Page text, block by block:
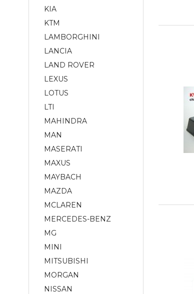
KIA
KTM
LAMBORGHINI
LANCIA
LAND ROVER
LEXUS
LOTUS
LTI
MAHINDRA
MAN
MASERATI
MAXUS
MAYBACH
MAZDA
MCLAREN
MERCEDES-BENZ
MG
MINI
MITSUBISHI
MORGAN
NISSAN